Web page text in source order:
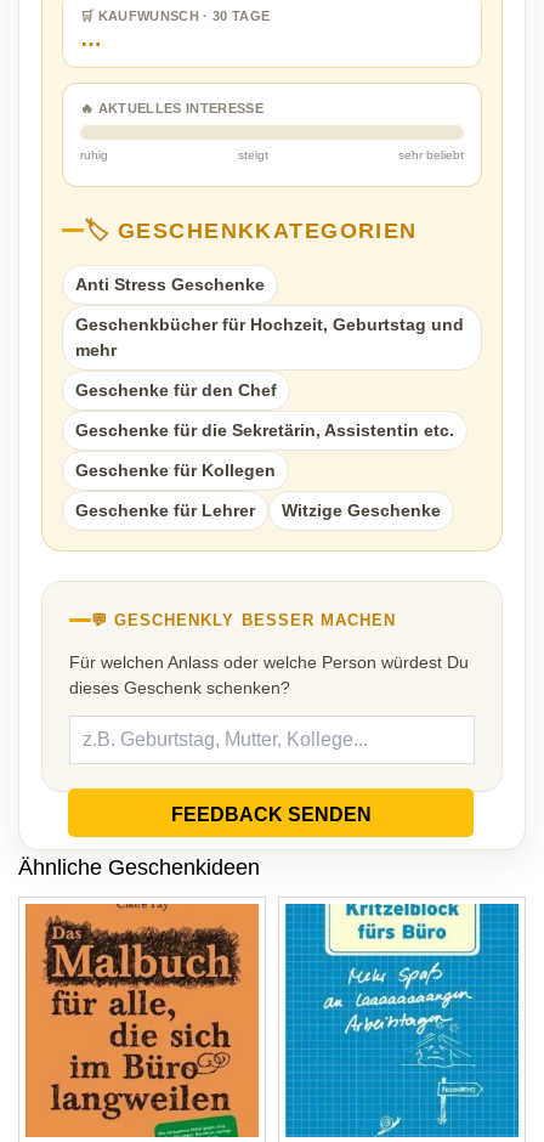
🛒 KAUFWUNSCH · 30 TAGE
…
🔥 AKTUELLES INTERESSE
ruhig steigt sehr beliebt
🏷️ GESCHENKKATEGORIEN
Anti Stress Geschenke
Geschenkbücher für Hochzeit, Geburtstag und
mehr
Geschenke für den Chef
Geschenke für die Sekretärin, Assistentin etc.
Geschenke für Kollegen
Geschenke für Lehrer Witzige Geschenke
💬 GESCHENKLY BESSER MACHEN
Für welchen Anlass oder welche Person würdest Du
dieses Geschenk schenken?
FEEDBACK SENDEN
Ähnliche Geschenkideen